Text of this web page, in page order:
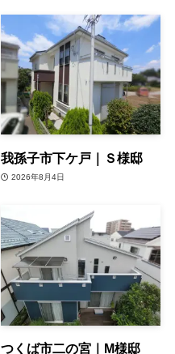
我孫子市下ケ戸｜Ｓ様邸
2026年8月4日
つくば市二の宮｜M様邸